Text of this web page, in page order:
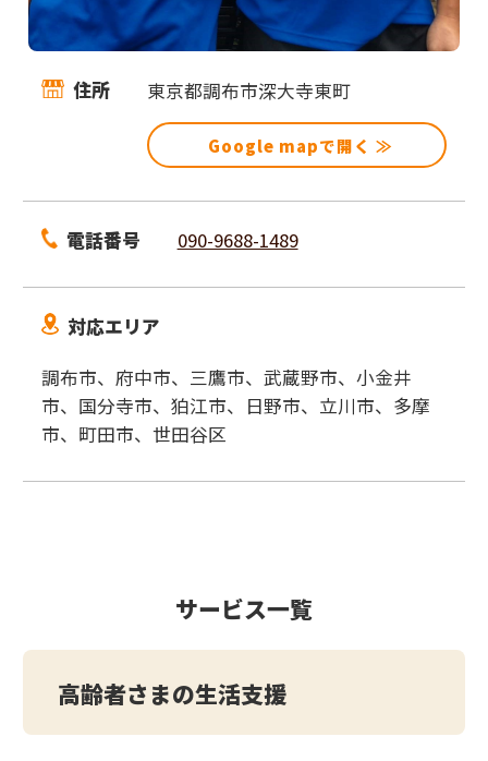
住所 東京都調布市深大寺東町
Google mapで開く ≫
電話番号 090-9688-1489
対応エリア
調布市、府中市、三鷹市、武蔵野市、小金井
市、国分寺市、狛江市、日野市、立川市、多摩
市、町田市、世田谷区
サービス一覧
高齢者さまの生活支援